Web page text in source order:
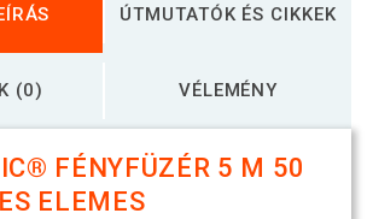
ÚTMUTATÓK ÉS CIKKEK
(0) VÉLEMÉNY
FÉNYFÜZÉR 5 M 50
ELEMES